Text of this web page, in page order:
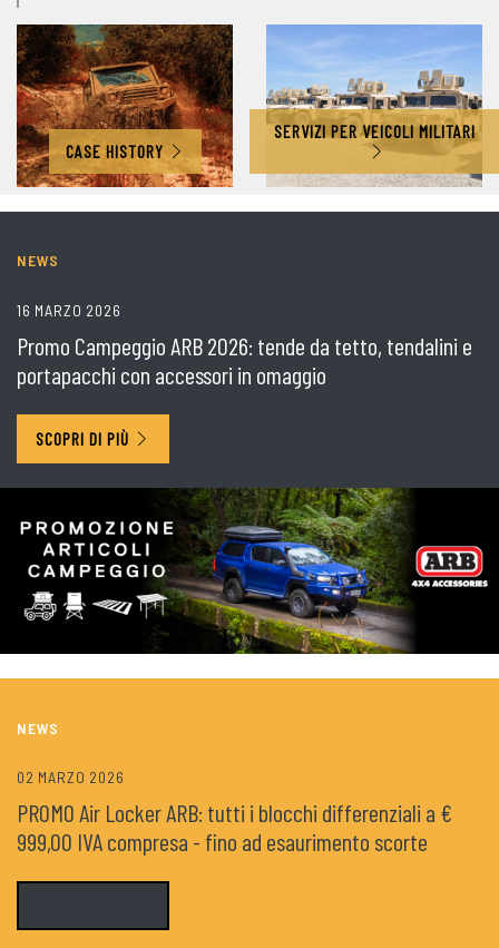
SERVIZI PER VEICOLI MILITARI
CASE HISTORY
NEWS
16 MARZO 2026
Promo Campeggio ARB 2026: tende da tetto, tendalini e
portapacchi con accessori in omaggio
SCOPRI DI PIÙ
NEWS
02 MARZO 2026
PROMO Air Locker ARB: tutti i blocchi differenziali a €
999,00 IVA compresa - fino ad esaurimento scorte